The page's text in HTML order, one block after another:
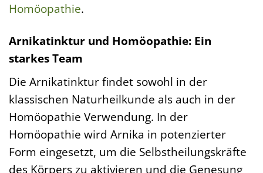
Homöopathie.
Arnikatinktur und Homöopathie: Ein
starkes Team
Die Arnikatinktur findet sowohl in der
klassischen Naturheilkunde als auch in der
Homöopathie Verwendung. In der
Homöopathie wird Arnika in potenzierter
Form eingesetzt, um die Selbstheilungskräfte
des Körpers zu aktivieren und die Genesung